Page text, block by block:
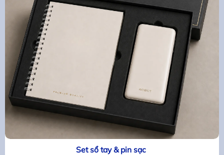
Set sổ tay & pin sạc